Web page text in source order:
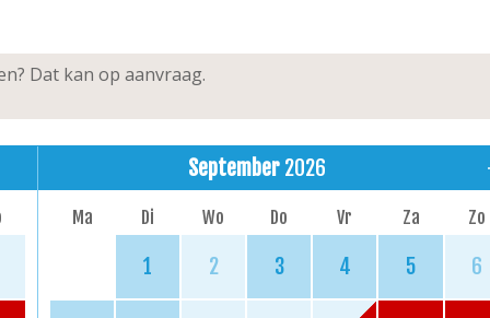
Dat kan op aanvraag.
September 2026
Ma Di Wo Do Vr Za Zo
1 2 3 4 5 6